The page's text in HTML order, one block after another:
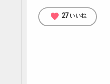
favorite 27 いいね